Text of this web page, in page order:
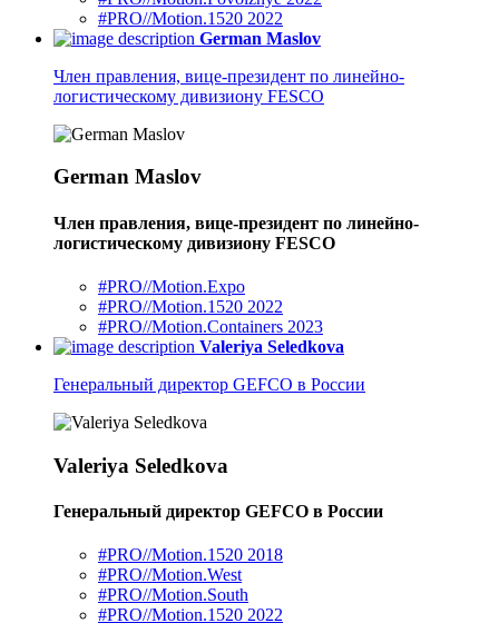
#PRO//Motion.1520 2022
German Maslov
Член правления, вице-президент по линейно-
логистическому дивизиону FESCO
German Maslov
Член правления, вице-президент по линейно-
логистическому дивизиону FESCO
#PRO//Motion.Expo
#PRO//Motion.1520 2022
#PRO//Motion.Containers 2023
Valeriya Seledkova
Генеральный директор GEFCO в России
Valeriya Seledkova
Генеральный директор GEFCO в России
#PRO//Motion.1520 2018
#PRO//Motion.West
#PRO//Motion.South
#PRO//Motion.1520 2022